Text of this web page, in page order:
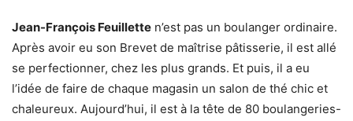
Jean-François Feuillette n’est pas un boulanger ordinaire.
Après avoir eu son Brevet de maîtrise pâtisserie, il est allé
se perfectionner, chez les plus grands. Et puis, il a eu
l’idée de faire de chaque magasin un salon de thé chic et
chaleureux. Aujourd’hui, il est à la tête de 80 boulangeries-